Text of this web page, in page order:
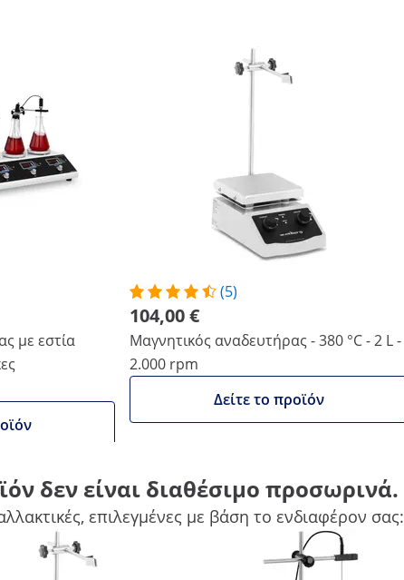
με εστία
(5)
104,00 €
Μαγνητικός αναδευτήρας - 380 °C - 2 L -
2.000 rpm
Δείτε το προϊόν
20 x 12 x 9 cm
δεν είναι διαθέσιμο προσωρινά.
επιλεγμένες με βάση το ενδιαφέρον σας: